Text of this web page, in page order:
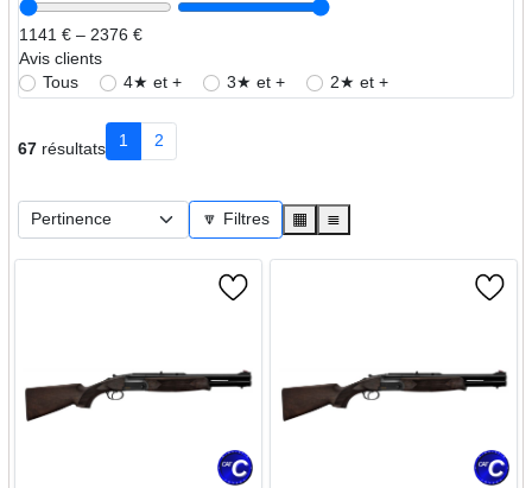
1141 € – 2376 €
Avis clients
Tous
4★ et + 3★ et + 2★ et +
67résultats 1 2
🔽 Filtres ▦ ≣